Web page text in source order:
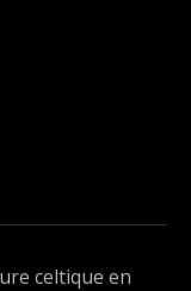
celtique en